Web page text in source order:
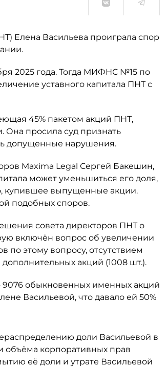
Елена Васильева проиграла спор
2025 года. Тогда МИФНС №15 по
уставного капитала ПНТ с
45% пакетом акций ПНТ,
Она просила суд признать
допущенные нарушения.
Maxima Legal Сергей Бакешин,
может уменьшиться его доля,
купившее выпущенные акции.
подобных споров.
совета директоров ПНТ о
включён вопрос об увеличении
по этому вопросу, отсутствием
акций (1008 шт.).
9076 обыкновенных именных акций
Васильевой, что давало ей 50%
доли Васильевой в
объёма корпоративных прав
её доли и утрате Васильевой